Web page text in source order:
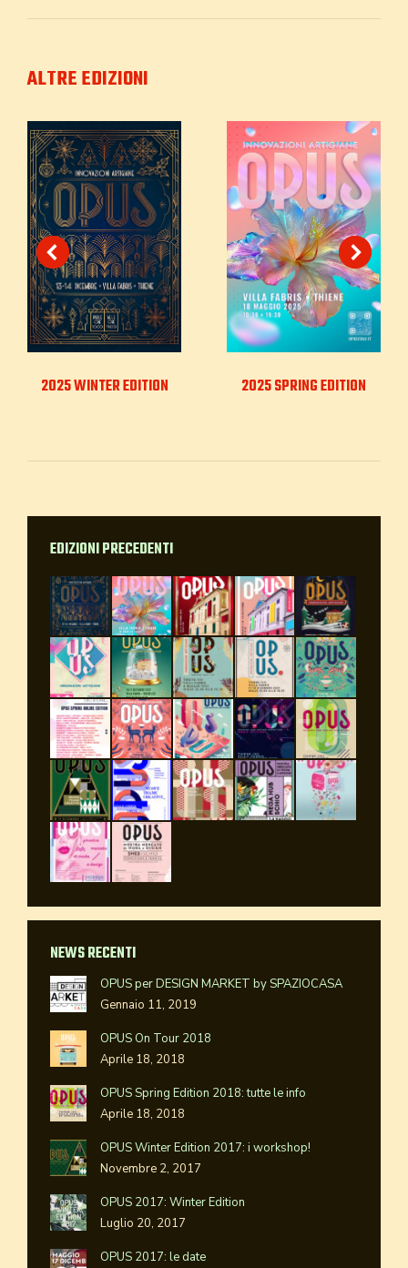
ALTRE EDIZIONI
2025 WINTER EDITION 2025 SPRING EDITION
EDIZIONI PRECEDENTI
NEWS RECENTI
OPUS per DESIGN MARKET by SPAZIOCASA
Gennaio 11, 2019
OPUS On Tour 2018
Aprile 18, 2018
OPUS Spring Edition 2018: tutte le info
Aprile 18, 2018
OPUS Winter Edition 2017: i workshop!
Novembre 2, 2017
OPUS 2017: Winter Edition
Luglio 20, 2017
OPUS 2017: le date